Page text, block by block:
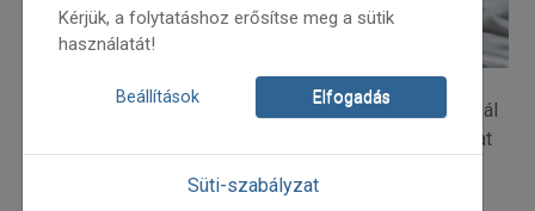
Volt tanfolyami hallgatóinkat is szeretettel várjuk, annál
is inkább, mivel természetesen kiváló mesemondókat
Kérjük, a folytatáshoz erősítse meg a sütik
használatát!
Beállítások Elfogadás
Süti-szabályzat